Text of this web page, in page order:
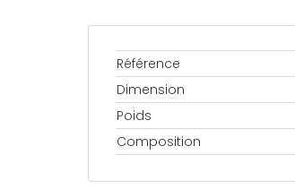
Référence
Dimension
Poids
Composition